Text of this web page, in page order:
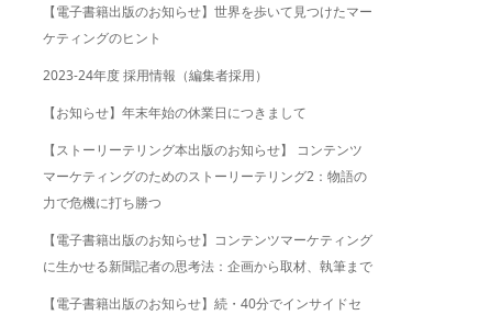
【電子書籍出版のお知らせ】世界を歩いて見つけたマー
ケティングのヒント
2023-24年度 採用情報（編集者採用）
【お知らせ】年末年始の休業日につきまして
【ストーリーテリング本出版のお知らせ】 コンテンツ
マーケティングのためのストーリーテリング2：物語の
力で危機に打ち勝つ
【電子書籍出版のお知らせ】コンテンツマーケティング
に生かせる新聞記者の思考法：企画から取材、執筆まで
【電子書籍出版のお知らせ】続・40分でインサイドセ